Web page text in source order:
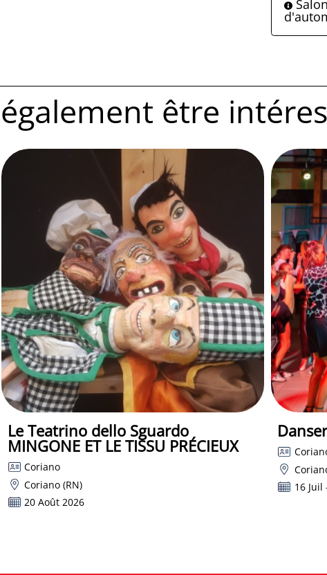
être
Le Teatrino dello Sguardo
MINGONE ET LE TISSU PRÉCIEUX
Coriano
Coriano (RN)
20 Août 2026
16 Juil